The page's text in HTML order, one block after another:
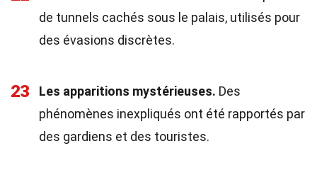
de tunnels cachés sous le palais, utilisés pour
des évasions discrètes.
23 Les apparitions mystérieuses. Des
phénomènes inexpliqués ont été rapportés par
des gardiens et des touristes.